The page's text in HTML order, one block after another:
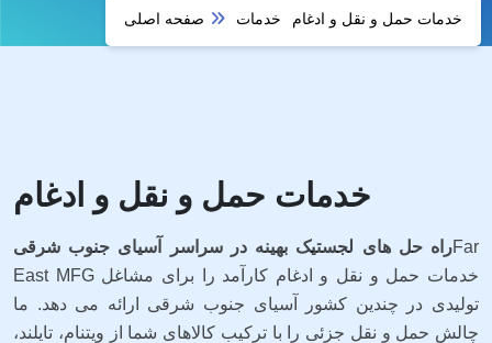
صفحه اصلی خدمات خدمات حمل و نقل و ادغام
خدمات حمل و نقل و ادغام
راه حل های لجستیک بهینه در سراسر آسیای جنوب شرقیFar
East MFG خدمات حمل و نقل و ادغام کارآمد را برای مشاغل
تولیدی در چندین کشور آسیای جنوب شرقی ارائه می دهد. ما
چالش حمل و نقل جزئی را با ترکیب کالاهای شما از ویتنام، تایلند،